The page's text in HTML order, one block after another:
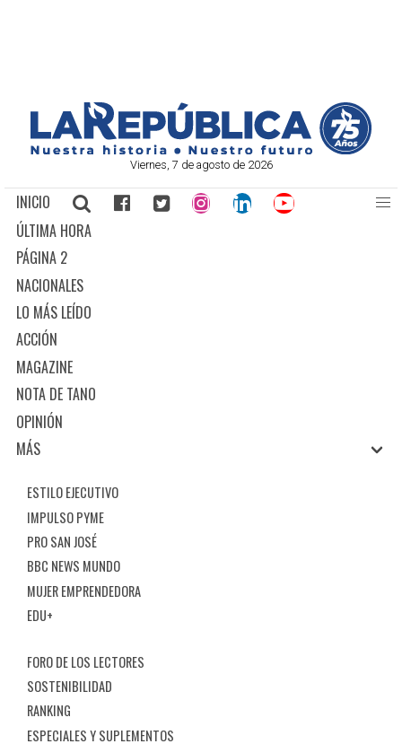
Viernes, 7 de agosto de 2026
INICIO
ÚLTIMA HORA
PÁGINA 2
NACIONALES
LO MÁS LEÍDO
ACCIÓN
MAGAZINE
NOTA DE TANO
OPINIÓN
MÁS
ESTILO EJECUTIVO
IMPULSO PYME
PRO SAN JOSÉ
BBC NEWS MUNDO
MUJER EMPRENDEDORA
EDU+
FORO DE LOS LECTORES
SOSTENIBILIDAD
RANKING
ESPECIALES Y SUPLEMENTOS